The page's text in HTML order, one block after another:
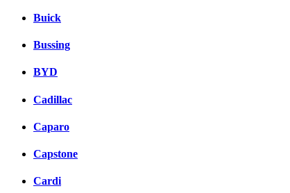
Buick
Bussing
BYD
Cadillac
Caparo
Capstone
Cardi